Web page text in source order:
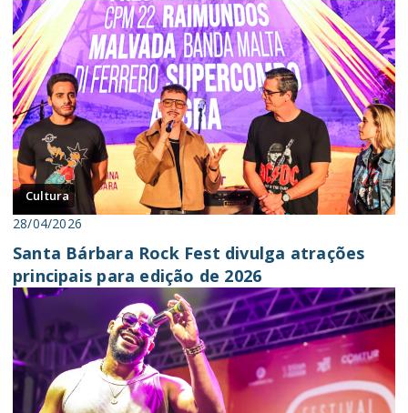
Cultura
28/04/2026
Santa Bárbara Rock Fest divulga atrações
principais para edição de 2026